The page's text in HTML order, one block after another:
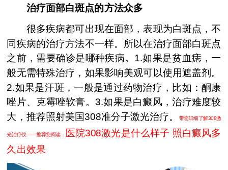
治疗面部白斑点的方法众多
很多疾病都可出现在面部，表现为白斑点，不
同疾病的治疗方法不一样。所以在治疗面部白斑点
之前，需要确诊是哪种疾病。1.如果是贫血痣，一
般无需特殊治疗，如果影响美观可以使用遮盖剂。
2.如果是汗斑，一般是通过药物治疗，比如：酮康
唑片、克霉唑软膏。3.如果是白癜风，治疗难度较
大，推荐照射美国308准分子激光治疗。
带您详细了解308激
光治疗仪——推荐您阅读： 医院308激光是什么样子 照白癜风多
久出效果